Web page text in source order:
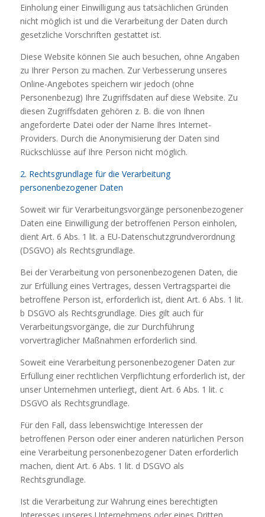
Einholung einer Einwilligung aus tatsächlichen Gründen
nicht möglich ist und die Verarbeitung der Daten durch
gesetzliche Vorschriften gestattet ist.
Diese Website können Sie auch besuchen, ohne Angaben
zu Ihrer Person zu machen. Zur Verbesserung unseres
Online-Angebotes speichern wir jedoch (ohne
Personenbezug) Ihre Zugriffsdaten auf diese Website. Zu
diesen Zugriffsdaten gehören z. B. die von Ihnen
angeforderte Datei oder der Name Ihres Internet-
Providers. Durch die Anonymisierung der Daten sind
Rückschlüsse auf Ihre Person nicht möglich.
2. Rechtsgrundlage für die Verarbeitung
personenbezogener Daten
Soweit wir für Verarbeitungsvorgänge personenbezogener
Daten eine Einwilligung der betroffenen Person einholen,
dient Art. 6 Abs. 1 lit. a EU-Datenschutzgrundverordnung
(DSGVO) als Rechtsgrundlage.
Bei der Verarbeitung von personenbezogenen Daten, die
zur Erfüllung eines Vertrages, dessen Vertragspartei die
betroffene Person ist, erforderlich ist, dient Art. 6 Abs. 1 lit.
b DSGVO als Rechtsgrundlage. Dies gilt auch für
Verarbeitungsvorgänge, die zur Durchführung
vorvertraglicher Maßnahmen erforderlich sind.
Soweit eine Verarbeitung personenbezogener Daten zur
Erfüllung einer rechtlichen Verpflichtung erforderlich ist, der
unser Unternehmen unterliegt, dient Art. 6 Abs. 1 lit. c
DSGVO als Rechtsgrundlage.
Für den Fall, dass lebenswichtige Interessen der
betroffenen Person oder einer anderen natürlichen Person
eine Verarbeitung personenbezogener Daten erforderlich
machen, dient Art. 6 Abs. 1 lit. d DSGVO als
Rechtsgrundlage.
Ist die Verarbeitung zur Wahrung eines berechtigten